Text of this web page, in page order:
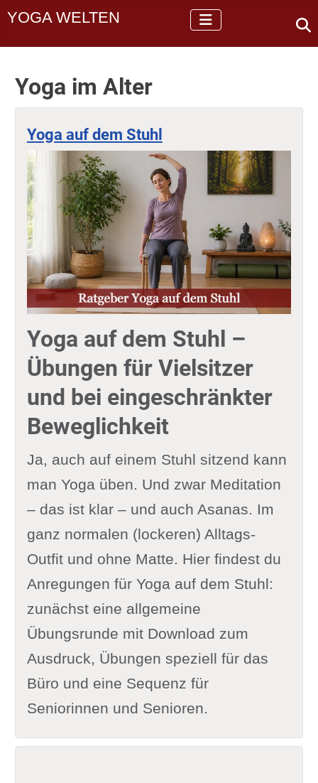
YOGA WELTEN
Yoga im Alter
Yoga auf dem Stuhl
Yoga auf dem Stuhl –
Übungen für Vielsitzer
und bei eingeschränkter
Beweglichkeit
Ja, auch auf einem Stuhl sitzend kann
man Yoga üben. Und zwar Meditation
– das ist klar – und auch Asanas. Im
ganz normalen (lockeren) Alltags-
Outfit und ohne Matte. Hier findest du
Anregungen für Yoga auf dem Stuhl:
zunächst eine allgemeine
Übungsrunde mit Download zum
Ausdruck, Übungen speziell für das
Büro und eine Sequenz für
Seniorinnen und Senioren.